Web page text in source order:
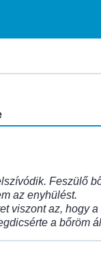
:
Feszülő
az enyhülést.
viszont az, hogy
a bőröm